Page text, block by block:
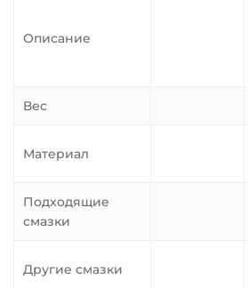
Описание
Вес
Материал
Подходящие
смазки
Другие смазки